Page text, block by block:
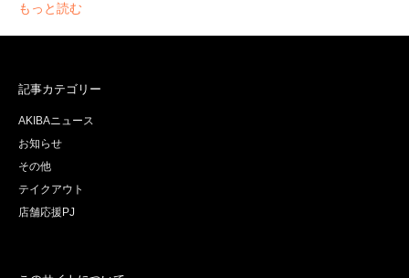
もっと読む
記事カテゴリー
AKIBAニュース
お知らせ
その他
テイクアウト
店舗応援PJ